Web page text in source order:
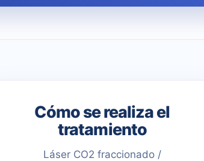
Cómo se realiza el
tratamiento
Láser CO2 fraccionado /